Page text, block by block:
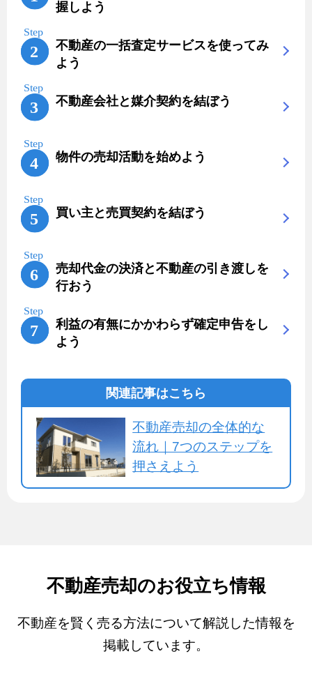
握しよう
不動産の一括査定サービスを使ってみ
よう
不動産会社と媒介契約を結ぼう
物件の売却活動を始めよう
買い主と売買契約を結ぼう
売却代金の決済と不動産の引き渡しを
行おう
利益の有無にかかわらず確定申告をし
よう
関連記事はこちら
不動産売却の全体的な
流れ｜7つのステップを
押さえよう
不動産売却のお役立ち情報
不動産を賢く売る方法について解説した情報を
掲載しています。